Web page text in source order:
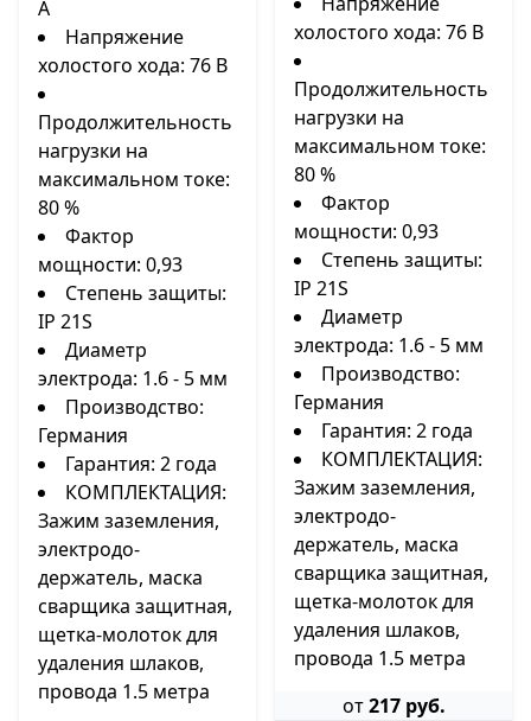
А
Напряжение
холостого хода: 76 В
Продолжительность
нагрузки на
максимальном токе:
80 %
Фактор
мощности: 0,93
Степень защиты:
IP 21S
Диаметр
электрода: 1.6 - 5 мм
Производство:
Германия
Гарантия: 2 года
КОМПЛЕКТАЦИЯ:
Зажим заземления,
электродо-
держатель, маска
сварщика защитная,
щетка-молоток для
удаления шлаков,
провода 1.5 метра
холостого хода: 76 В
Продолжительность
нагрузки на
максимальном токе:
80 %
Фактор
мощности: 0,93
Степень защиты:
IP 21S
Диаметр
электрода: 1.6 - 5 мм
Производство:
Германия
Гарантия: 2 года
КОМПЛЕКТАЦИЯ:
Зажим заземления,
электродо-
держатель, маска
сварщика защитная,
щетка-молоток для
удаления шлаков,
провода 1.5 метра
от217 руб.